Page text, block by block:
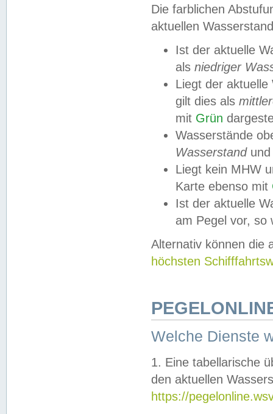
Die farblichen
aktuellen
Ist der aktuelle
als niedriger
Liegt der
gilt dies als
mit Grün
Wasserstände
Wasserstandund
Liegt kein MHW
Karte ebenso mit
Ist der aktuelle
am Pegel vor,
Alternativ können die
höchsten
Welche Dienste
1. Eine tabellarische
den aktuellen
https://